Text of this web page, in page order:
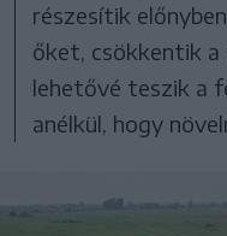
részesítik
őket, csökkentik
lehetővé teszik a
anélkül, hogy